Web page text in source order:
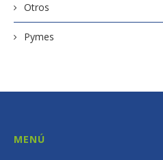
Otros
Pymes
MENÚ